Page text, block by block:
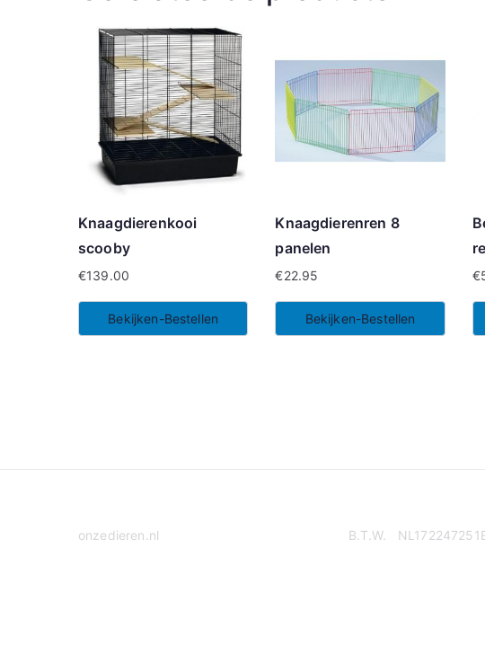
Knaagdierenkooi
scooby
€139.00
Bekijken-Bestellen
Knaagdierenren 8
panelen
€22.95
Bekijken-Bestellen
€
onzedieren.nl B.T.W.